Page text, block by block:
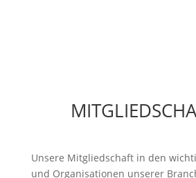
Unsere Mitgliedschaft in den
und Organisationen unserer